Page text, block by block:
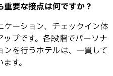
要な接点は何ですか？
ーション、チェックイン体
プです。各段階でパーソナ
を行うホテルは、一貫して
す。